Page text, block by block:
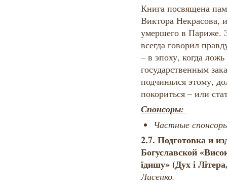
Книга посвящена
Виктора Некрасова,
умершего в Париже.
всегда говорил
– в эпоху, когда
государственным
подчинялся этому,
покориться – или
Спонсоры:
Частные
2.7. Подготовка и
Богуславской
їдишу» (Дух і
Лисенко.